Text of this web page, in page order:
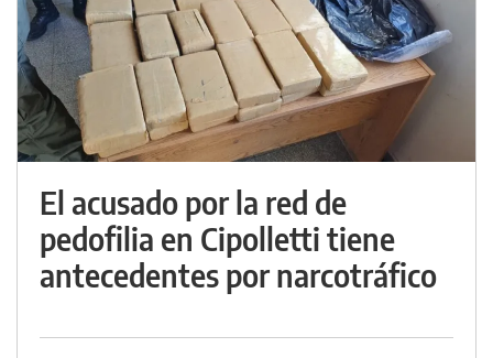
El acusado por la red de
pedofilia en Cipolletti tiene
antecedentes por narcotráfico